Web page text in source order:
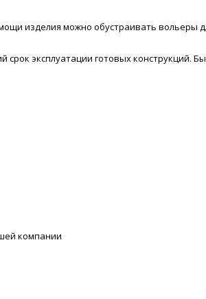
изделия можно обустраивать вольеры
эксплуатации готовых конструкций.
компании